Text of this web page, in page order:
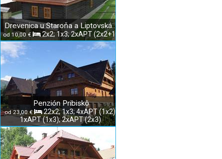
Drevenica u Staroňa a Liptovská izba
od 10,00 € 2x2; 1x3; 2xAPT (2x2+1)
Penzión Pribiskô
od 23,00 €
22x2; 1x3; 4xAPT (1x2);
1xAPT (1x3); 2xAPT (2x3)